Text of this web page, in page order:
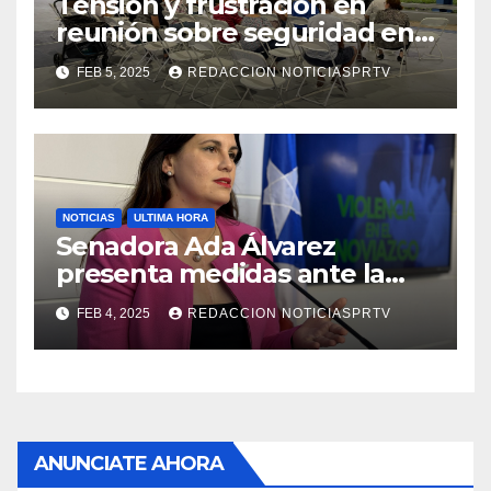
reunión sobre seguridad en
Reparto Metropolitano
FEB 5, 2025 REDACCION NOTICIASPRTV
NOTICIAS ULTIMA HORA
Senadora Ada Álvarez
presenta medidas ante la
violencia en el noviazgo
FEB 4, 2025 REDACCION NOTICIASPRTV
ANUNCIATE AHORA